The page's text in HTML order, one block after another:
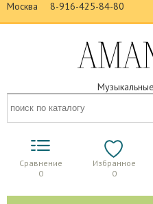
Москва 8-916-425-84-80
Сравнение
0
Избранное
0